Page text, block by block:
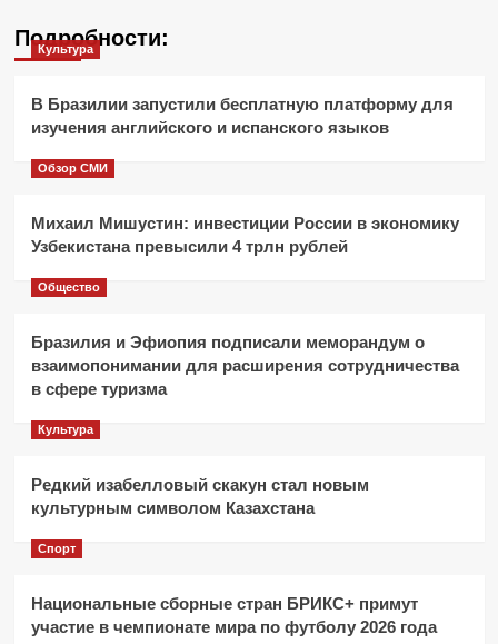
Подробности:
Культура
В Бразилии запустили бесплатную платформу для
изучения английского и испанского языков
Обзор СМИ
Михаил Мишустин: инвестиции России в экономику
Узбекистана превысили 4 трлн рублей
Общество
Бразилия и Эфиопия подписали меморандум о
взаимопонимании для расширения сотрудничества
в сфере туризма
Культура
Редкий изабелловый скакун стал новым
культурным символом Казахстана
Спорт
Национальные сборные стран БРИКС+ примут
участие в чемпионате мира по футболу 2026 года